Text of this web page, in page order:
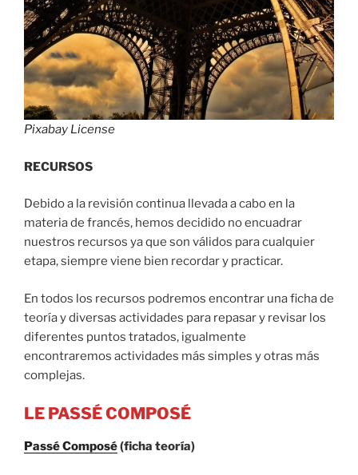
Pixabay License
RECURSOS
Debido a la revisión continua llevada a cabo en la
materia de francés, hemos decidido no encuadrar
nuestros recursos ya que son válidos para cualquier
etapa, siempre viene bien recordar y practicar.
En todos los recursos podremos encontrar una ficha de
teoría y diversas actividades para repasar y revisar los
diferentes puntos tratados, igualmente
encontraremos actividades más simples y otras más
complejas.
LE PASSÉ COMPOSÉ
Passé Composé(ficha teoría)